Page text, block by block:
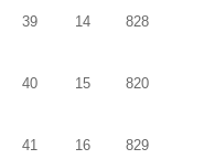
39 14 828
40 15 820
41 16 829